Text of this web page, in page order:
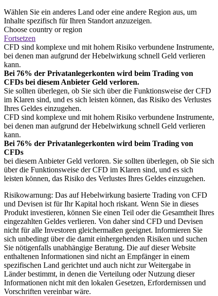
Wählen Sie ein anderes Land oder eine andere Region aus, um
Inhalte spezifisch für Ihren Standort anzuzeigen.
Choose country or region
Fortsetzen
CFD sind komplexe und mit hohem Risiko verbundene Instrumente,
bei denen man aufgrund der Hebelwirkung schnell Geld verlieren
kann.
Bei 76% der Privatanlegerkonten wird beim Trading von
CFDs bei diesem Anbieter Geld verloren.
Sie sollten überlegen, ob Sie sich über die Funktionsweise der CFD
im Klaren sind, und es sich leisten können, das Risiko des Verlustes
Ihres Geldes einzugehen.
CFD sind komplexe und mit hohem Risiko verbundene Instrumente,
bei denen man aufgrund der Hebelwirkung schnell Geld verlieren
kann.
Bei 76% der Privatanlegerkonten wird beim Trading von
CFDs
bei diesem Anbieter Geld verloren. Sie sollten überlegen, ob Sie sich
über die Funktionsweise der CFD im Klaren sind, und es sich
leisten können, das Risiko des Verlustes Ihres Geldes einzugehen.
Risikowarnung: Das auf Hebelwirkung basierte Trading von CFD
und Devisen ist für Ihr Kapital hoch riskant. Wenn Sie in dieses
Produkt investieren, können Sie einen Teil oder die Gesamtheit Ihres
eingezahlten Geldes verlieren. Von daher sind CFD und Devisen
nicht für alle Investoren gleichermaßen geeignet. Informieren Sie
sich unbedingt über die damit einhergehenden Risiken und suchen
Sie nötigenfalls unabhängige Beratung. Die auf dieser Website
enthaltenen Informationen sind nicht an Empfänger in einem
spezifischen Land gerichtet und auch nicht zur Weitergabe in
Länder bestimmt, in denen die Verteilung oder Nutzung dieser
Informationen nicht mit den lokalen Gesetzen, Erfordernissen und
Vorschriften vereinbar wäre.